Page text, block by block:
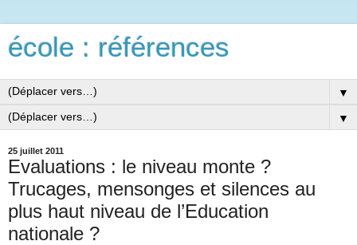
école : références
▼
▼
25 juillet 2011
Evaluations : le niveau monte ?
Trucages, mensonges et silences au
plus haut niveau de l’Education
nationale ?